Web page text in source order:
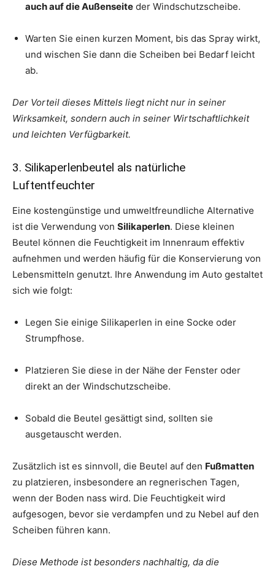
auch auf die Außenseite der Windschutzscheibe.
Warten Sie einen kurzen Moment, bis das Spray wirkt,
und wischen Sie dann die Scheiben bei Bedarf leicht
ab.
Der Vorteil dieses Mittels liegt nicht nur in seiner
Wirksamkeit, sondern auch in seiner Wirtschaftlichkeit
und leichten Verfügbarkeit.
3. Silikaperlenbeutel als natürliche
Luftentfeuchter
Eine kostengünstige und umweltfreundliche Alternative
ist die Verwendung von Silikaperlen. Diese kleinen
Beutel können die Feuchtigkeit im Innenraum effektiv
aufnehmen und werden häufig für die Konservierung von
Lebensmitteln genutzt. Ihre Anwendung im Auto gestaltet
sich wie folgt:
Legen Sie einige Silikaperlen in eine Socke oder
Strumpfhose.
Platzieren Sie diese in der Nähe der Fenster oder
direkt an der Windschutzscheibe.
Sobald die Beutel gesättigt sind, sollten sie
ausgetauscht werden.
Zusätzlich ist es sinnvoll, die Beutel auf den Fußmatten
zu platzieren, insbesondere an regnerischen Tagen,
wenn der Boden nass wird. Die Feuchtigkeit wird
aufgesogen, bevor sie verdampfen und zu Nebel auf den
Scheiben führen kann.
Diese Methode ist besonders nachhaltig, da die